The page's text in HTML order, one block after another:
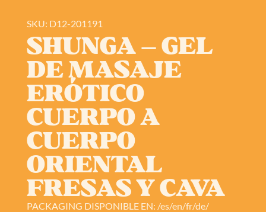
SKU: D12-201191
SHUNGA – GEL
DE MASAJE
ERÓTICO
CUERPO A
CUERPO
ORIENTAL
FRESAS Y CAVA
PACKAGING DISPONIBLE EN: /es/en/fr/de/